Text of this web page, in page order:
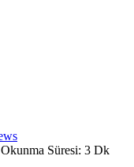
Okunma Süresi: 3 Dk